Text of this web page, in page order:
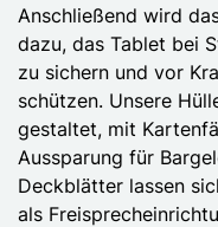
Anschließend wird
dazu, das Tablet bei
zu sichern und vor
schützen. Unsere
gestaltet, mit
Aussparung für
Deckblätter lassen
als